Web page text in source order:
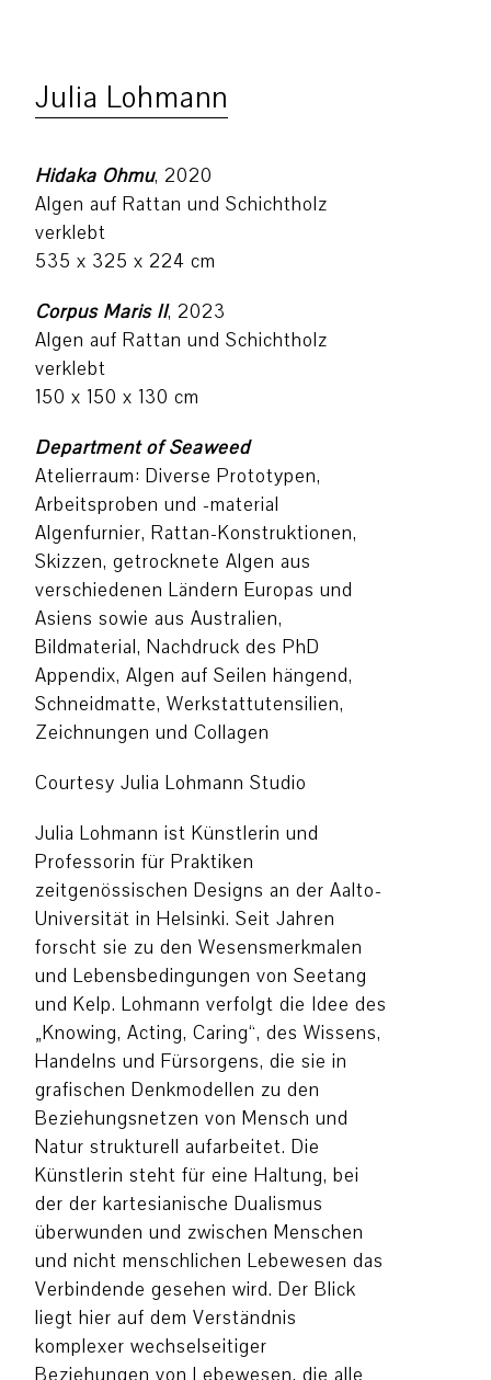
Julia Lohmann
Hidaka Ohmu, 2020
Algen auf Rattan und Schichtholz
verklebt
535 x 325 x 224 cm
Corpus Maris II, 2023
Algen auf Rattan und Schichtholz
verklebt
150 x 150 x 130 cm
Department of Seaweed
Atelierraum: Diverse Prototypen,
Arbeitsproben und -material
Algenfurnier, Rattan-Konstruktionen,
Skizzen, getrocknete Algen aus
verschiedenen Ländern Europas und
Asiens sowie aus Australien,
Bildmaterial, Nachdruck des PhD
Appendix, Algen auf Seilen hängend,
Schneidmatte, Werkstattutensilien,
Zeichnungen und Collagen
Courtesy Julia Lohmann Studio
Julia Lohmann ist Künstlerin und
Professorin für Praktiken
zeitgenössischen Designs an der Aalto-
Universität in Helsinki. Seit Jahren
forscht sie zu den Wesensmerkmalen
und Lebensbedingungen von Seetang
und Kelp. Lohmann verfolgt die Idee des
„Knowing, Acting, Caring“, des Wissens,
Handelns und Fürsorgens, die sie in
grafischen Denkmodellen zu den
Beziehungsnetzen von Mensch und
Natur strukturell aufarbeitet. Die
Künstlerin steht für eine Haltung, bei
der der kartesianische Dualismus
überwunden und zwischen Menschen
und nicht menschlichen Lebewesen das
Verbindende gesehen wird. Der Blick
liegt hier auf dem Verständnis
komplexer wechselseitiger